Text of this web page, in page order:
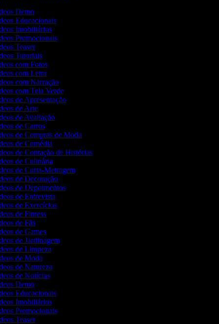
Demo
Educacionais
Imobiliários
Promocionais
Teaser
Tutoriais
com Fotos
com Letra
com Narração
com Tela Verde
de Apresentação
de Arte
de Avaliação
de Carros
de Compras de Moda
de Comédia
de Contação de Histórias
de Culinária
de Curta-Metragem
de Decoração
de Depoimentos
de Entrevista
de Exercícios
de Fitness
de Fãs
de Games
de Jardinagem
de Limpeza
de Moda
de Natureza
de Notícias
Demo
Educacionais
Imobiliários
Promocionais
Teaser